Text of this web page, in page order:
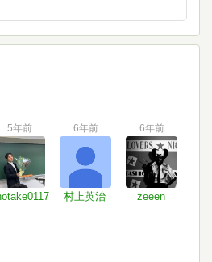
5年前 6年前
村上英治
6年前
zeeen